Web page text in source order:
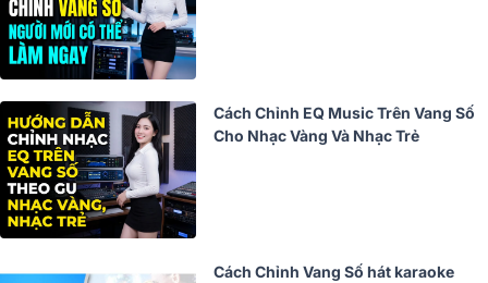
Cách Chỉnh EQ Music Trên Vang Số
Cho Nhạc Vàng Và Nhạc Trẻ
Cách Chỉnh Vang Số hát karaoke